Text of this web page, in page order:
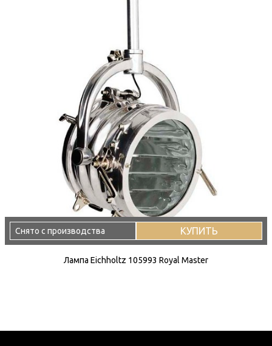
Снято с производства КУПИТЬ
Лампа Eichholtz 105993 Royal Master